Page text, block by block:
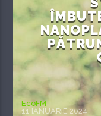
EcoFM
11 IANUARIE 2024